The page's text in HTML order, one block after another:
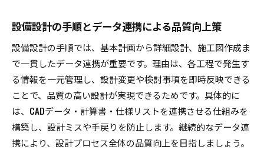
ント
設計データと基準を踏まえた省エネ提案の進め
方
設備設計の手順と省エネ設計の効果的な連携
設備設計データを使ったライフサイクルコスト
削減術
省エネ設備導入で設備設計の価値を高める考え
方
設備設計の手順とデータ連携による品質向上策
設備設計の手順では、基本計画から詳細設計、施工図作成ま
で一貫したデータ連携が重要です。理由は、各工程で発生す
る情報を一元管理し、設計変更や検討事項を即時反映できる
ことで、品質の高い設計が実現できるためです。具体的に
は、CADデータ・計算書・仕様リストを連携させる仕組みを
構築し、設計ミスや手戻りを防止します。継続的なデータ連
携により、設計プロセス全体の品質向上を目指しましょう。